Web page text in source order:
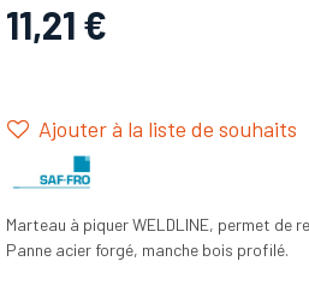
11,21 €
Ajouter à la liste de souhaits
Marteau à piquer WELDLINE, permet de
Panne acier forgé, manche bois profilé.